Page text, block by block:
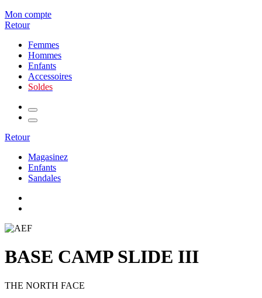
Mon compte
Retour
Femmes
Hommes
Enfants
Accessoires
Soldes
Retour
Magasinez
Enfants
Sandales
BASE CAMP SLIDE III
THE NORTH FACE